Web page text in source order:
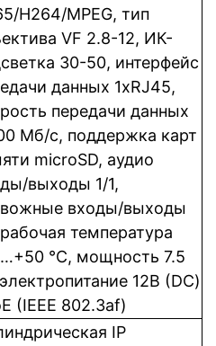
H264/MPEG, тип
VF 2.8-12, ИК-
30-50, интерфейс
данных 1xRJ45,
передачи данных
Мб/с, поддержка карт
microSD, аудио
выходы 1/1,
входы/выходы
рабочая температура
°C, мощность 7.5
12В (DC)
(IEEE 802.3af)
IP